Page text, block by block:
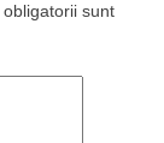
sunt